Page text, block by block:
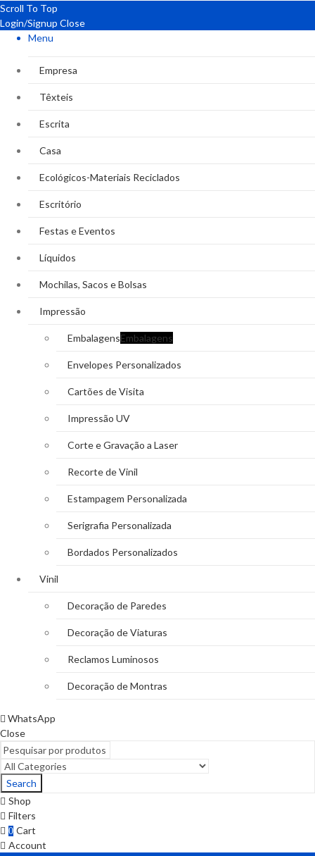
Scroll To Top
Login/Signup Close
Menu
Empresa
Têxteis
Escrita
Casa
Ecológicos-Materiais Reciclados
Escritório
Festas e Eventos
Líquidos
Mochilas, Sacos e Bolsas
Impressão
EmbalagensEmbalagens
Envelopes Personalizados
Cartões de Visita
Impressão UV
Corte e Gravação a Laser
Recorte de Vinil
Estampagem Personalizada
Serigrafia Personalizada
Bordados Personalizados
Vinil
Decoração de Paredes
Decoração de Viaturas
Reclamos Luminosos
Decoração de Montras
WhatsApp
Close
Search
Shop
Filters
0 Cart
Account